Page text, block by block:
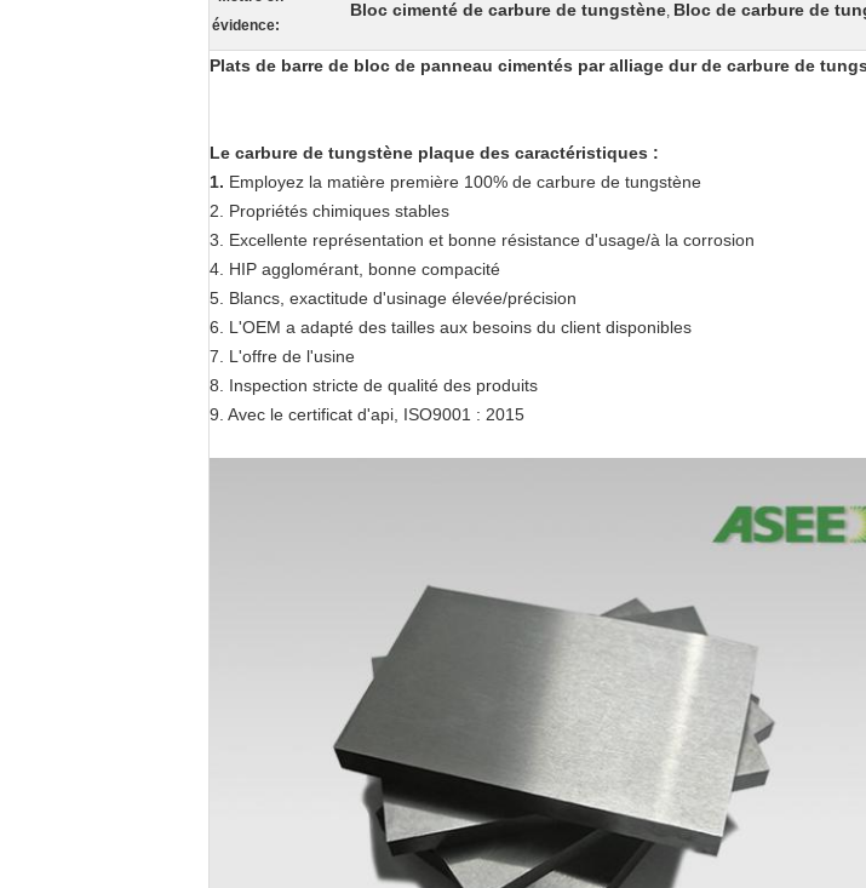
évidence:
Bloc cimenté de carbure de tungstène, Bloc de carbure de
Plats de barre de bloc de panneau cimentés par alliage dur de carbure de
Le carbure de tungstène plaque des caractéristiques :
1. Employez la matière première 100% de carbure de tungstène
2. Propriétés chimiques stables
3. Excellente représentation et bonne résistance d'usage/à la corrosion
4. HIP agglomérant, bonne compacité
5. Blancs, exactitude d'usinage élevée/précision
6. L'OEM a adapté des tailles aux besoins du client disponibles
7. L'offre de l'usine
8. Inspection stricte de qualité des produits
9. Avec le certificat d'api, ISO9001 : 2015